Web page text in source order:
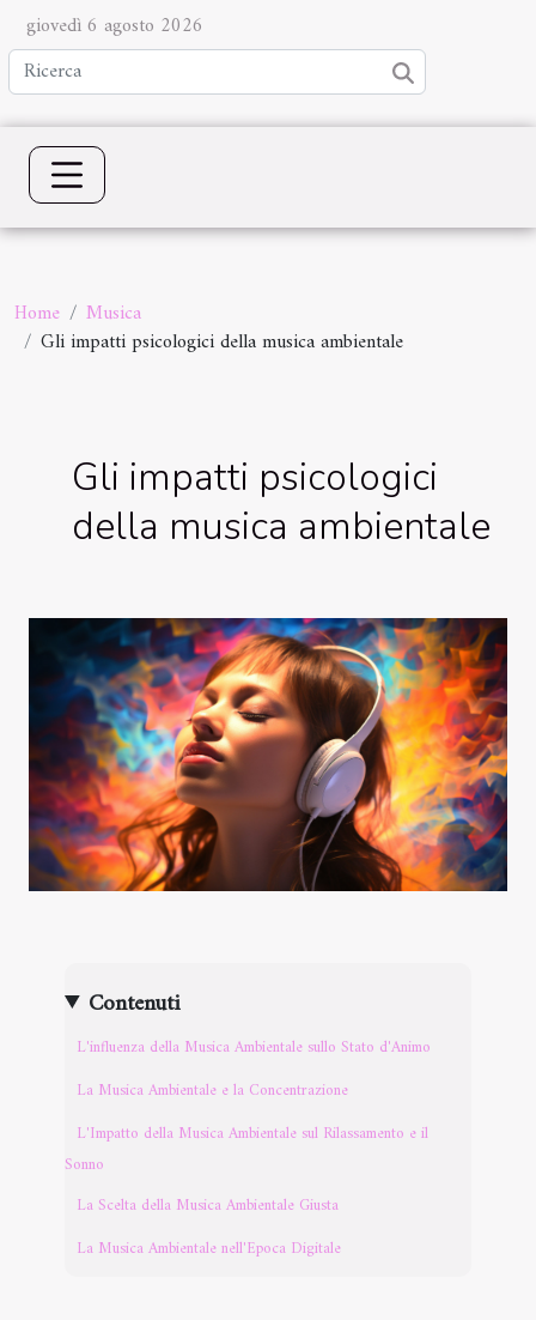
giovedì 6 agosto 2026
Home
Musica
Gli impatti psicologici della musica ambientale
Gli impatti psicologici
della musica ambientale
Contenuti
L'influenza della Musica Ambientale sullo Stato d'Animo
La Musica Ambientale e la Concentrazione
L'Impatto della Musica Ambientale sul Rilassamento e il
Sonno
La Scelta della Musica Ambientale Giusta
La Musica Ambientale nell'Epoca Digitale